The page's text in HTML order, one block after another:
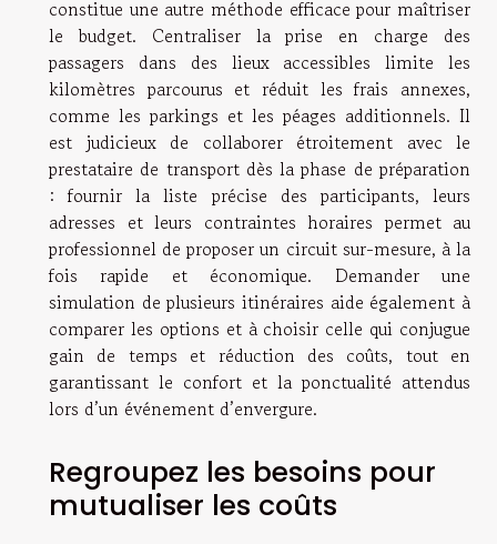
constitue une autre méthode efficace pour maîtriser
le budget. Centraliser la prise en charge des
passagers dans des lieux accessibles limite les
kilomètres parcourus et réduit les frais annexes,
comme les parkings et les péages additionnels. Il
est judicieux de collaborer étroitement avec le
prestataire de transport dès la phase de préparation
: fournir la liste précise des participants, leurs
adresses et leurs contraintes horaires permet au
professionnel de proposer un circuit sur-mesure, à la
fois rapide et économique. Demander une
simulation de plusieurs itinéraires aide également à
comparer les options et à choisir celle qui conjugue
gain de temps et réduction des coûts, tout en
garantissant le confort et la ponctualité attendus
lors d’un événement d’envergure.
Regroupez les besoins pour
mutualiser les coûts